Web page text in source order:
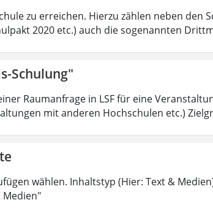
zu erreichen. Hierzu zählen neben den
2020 etc.) auch die sogenannten
Schulung"
Raumanfrage in LSF für eine
mit anderen Hochschulen etc.)
wählen. Inhaltstyp (Hier: Text &
Medien"